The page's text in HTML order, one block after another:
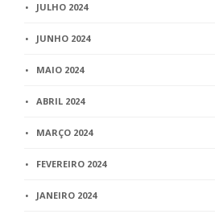
JULHO 2024
JUNHO 2024
MAIO 2024
ABRIL 2024
MARÇO 2024
FEVEREIRO 2024
JANEIRO 2024